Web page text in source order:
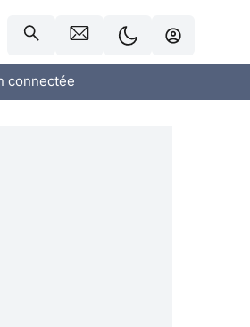
connectée